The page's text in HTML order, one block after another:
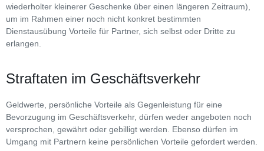
wiederholter kleinerer Geschenke über einen längeren Zeitraum),
um im Rahmen einer noch nicht konkret bestimmten
Dienstausübung Vorteile für Partner, sich selbst oder Dritte zu
erlangen.
Straftaten im Geschäftsverkehr
Geldwerte, persönliche Vorteile als Gegenleistung für eine
Bevorzugung im Geschäftsverkehr, dürfen weder angeboten noch
versprochen, gewährt oder gebilligt werden. Ebenso dürfen im
Umgang mit Partnern keine persönlichen Vorteile gefordert werden.